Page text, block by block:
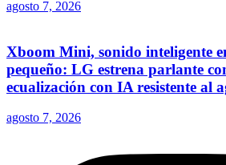
Xboom Mini, sonido inteligente
pequeño: LG estrena parlante
ecualización con IA resistente al